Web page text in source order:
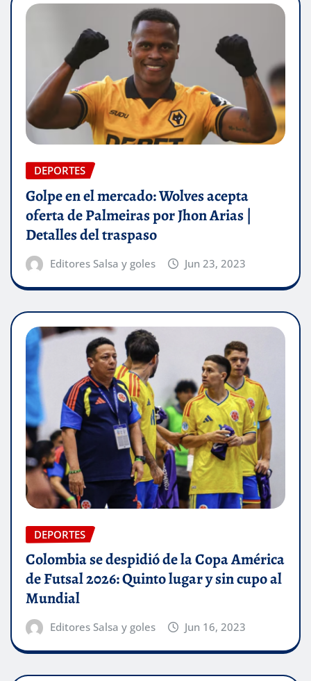
DEPORTES
Golpe en el mercado: Wolves acepta
oferta de Palmeiras por Jhon Arias |
Detalles del traspaso
Editores Salsa y goles Jun 23, 2023
DEPORTES
Colombia se despidió de la Copa América
de Futsal 2026: Quinto lugar y sin cupo al
Mundial
Editores Salsa y goles Jun 16, 2023